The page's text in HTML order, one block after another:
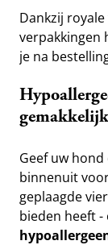
Dankzij
verpakkingen
je na
Geef uw
binnenuit
geplaagde